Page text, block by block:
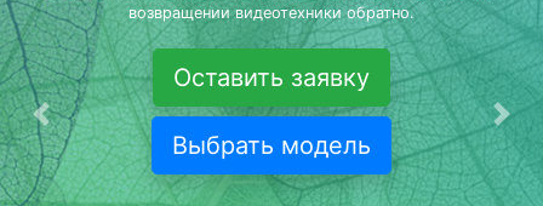
возвращении видеотехники обратно.
Оставить заявку
Выбрать модель
Предыдущая